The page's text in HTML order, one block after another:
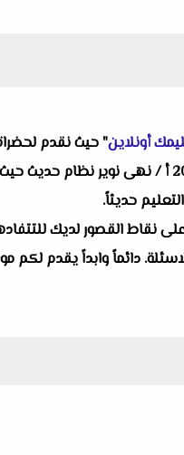
أونلاين" حيث نقدم
واحد من انفراداتنا التعليمية ألا وهو امتحان الكترونى تفاعلى فلسفة للصف الاول الثانوي الترم الأول نظام جديد
حديثاً.
نقاط القصور لديك
دائماً وابداً يقدم لكم